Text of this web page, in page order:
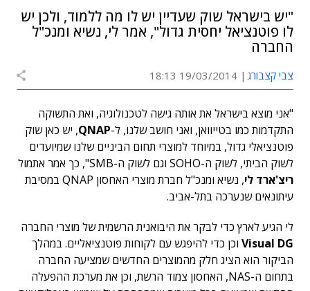
"יש בישראל שוק שעדיין יש לו מה ללמוד, ולכן יש
לו פוטנציאל יחסית גדול", אמר לי, נשיא ומנכ"ל
החברה
צבי קצבורג 19/03/2014 18:13
"אני מוצא בישראל את אותה גישה לטכנולוגיה, ואת התשוקה
התקדמות כמו בטייוואן, ואני חושב שלנו, ל-QNAP, יש כאן שוק
פוטנציאלי גדול, במיוחד למוצרי תחום הביניים שלנו שמיועדים
לשוק הביתי, לשוק ה-SOHO וגם לשוק ה-SMB", כך אמר אתמול
ריצ'ארד לי
, נשיא ומנכ"ל חברת מוצרי האחסון QNAP במסיבת
עיתונאים שנערכה בתל-אביב.
לי הגיע לארץ כדי לבקר את היבואנית הרשמית של מוצרי החברה
Visual DG וכן כדי להיפגש עם לקוחות פוטנציאליים. במהלך
הביקור הוא הציג חלק מהמוצרים החדשים שמציעה החברה
בתחום ה-NAS, האחסון צמוד הרשת, וכן את מערכת ההפעלה